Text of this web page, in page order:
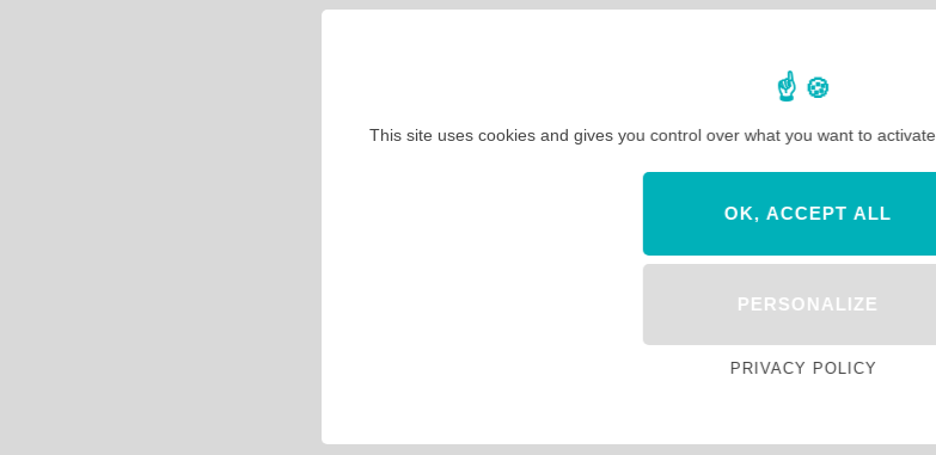
This site uses cookies and gives you control over what you want to activate
OK, ACCEPT ALL
PERSONALIZE
PRIVACY POLICY